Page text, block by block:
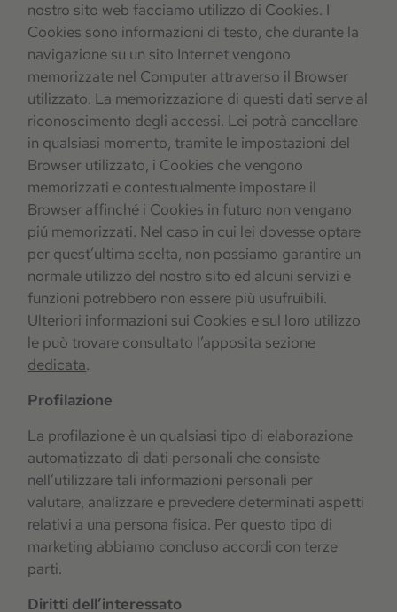
nostro sito web facciamo utilizzo di Cookies. I
Cookies sono informazioni di testo, che durante la
navigazione su un sito Internet vengono
memorizzate nel Computer attraverso il Browser
utilizzato. La memorizzazione di questi dati serve al
riconoscimento degli accessi. Lei potrà cancellare
in qualsiasi momento, tramite le impostazioni del
Browser utilizzato, i Cookies che vengono
memorizzati e contestualmente impostare il
Browser affinché i Cookies in futuro non vengano
piú memorizzati. Nel caso in cui lei dovesse optare
per quest’ultima scelta, non possiamo garantire un
normale utilizzo del nostro sito ed alcuni servizi e
funzioni potrebbero non essere più usufruibili.
Ulteriori informazioni sui Cookies e sul loro utilizzo
le può trovare consultato l’apposita sezione
dedicata.
Profilazione
La profilazione è un qualsiasi tipo di elaborazione
automatizzato di dati personali che consiste
nell’utilizzare tali informazioni personali per
valutare, analizzare e prevedere determinati aspetti
relativi a una persona fisica. Per questo tipo di
marketing abbiamo concluso accordi con terze
parti.
Diritti dell’interessato